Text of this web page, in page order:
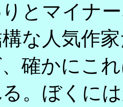
とマイナ
な人気作
確かにこ
。ぼくに